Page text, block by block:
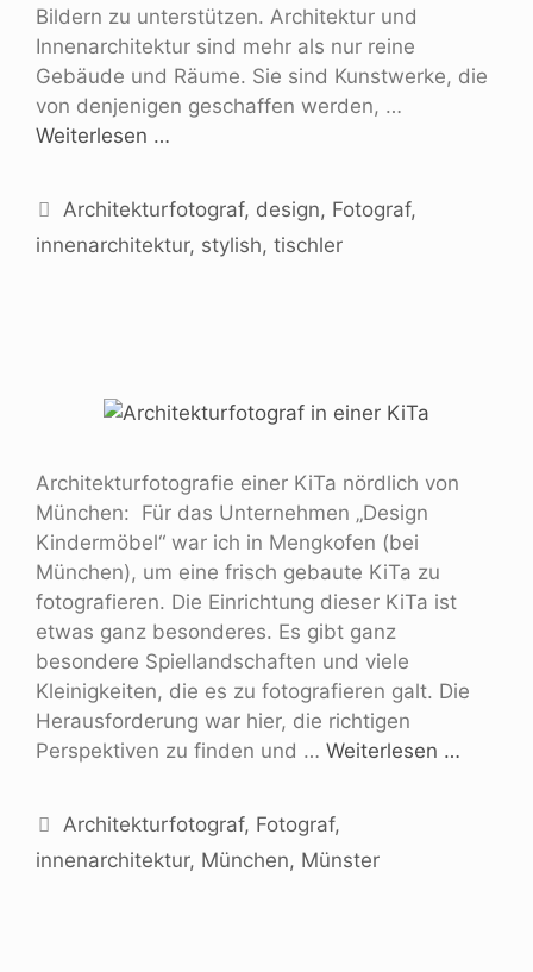
Bildern zu unterstützen. Architektur und
Innenarchitektur sind mehr als nur reine
Gebäude und Räume. Sie sind Kunstwerke, die
von denjenigen geschaffen werden, …
Weiterlesen …
Architekturfotograf, design, Fotograf,
innenarchitektur, stylish, tischler
Architekturfotografie einer KiTa nördlich von
München: Für das Unternehmen „Design
Kindermöbel“ war ich in Mengkofen (bei
München), um eine frisch gebaute KiTa zu
fotografieren. Die Einrichtung dieser KiTa ist
etwas ganz besonderes. Es gibt ganz
besondere Spiellandschaften und viele
Kleinigkeiten, die es zu fotografieren galt. Die
Herausforderung war hier, die richtigen
Perspektiven zu finden und … Weiterlesen …
Architekturfotograf, Fotograf,
innenarchitektur, München, Münster